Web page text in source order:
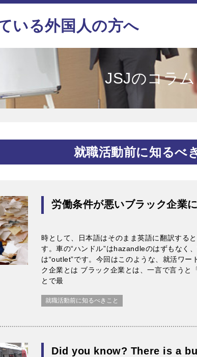
いる外国人の方へ
JSJのコラム
就職活動前に知るべ
労働条件が悪いブラック企業
時として、日本語はそのまま英語に翻訳する
す。車の“ハンドル”はhazandleのはずもなく
は“outlet”です。今回はこのような、就活ワ
ク企業とは ブラック企業とは、一言で言うと
とで最
就職活動前に知るべきこと
Did you know? There is a